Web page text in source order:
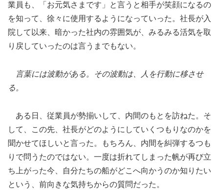
業員も、「お元気さまです」と言うと相手が笑顔になるの
を知って、徐々に使用するようになっていった。社長が入
院して以来、暗かった社内の雰囲気が、みるみる活気を取
り戻していったのは言うまでもない。
言葉には波動がある。その波動は、人を行動に移させ
る。
ある日、従業員が勢揃いして、内間のもとを訪ねた。そ
して、この先、社長がどのようにしていくつもりなのかを
聞かせてほしいと言った。もちろん、内間を糾弾するつも
りで問うたのではない。一度は折れてしまった帆が再び立
ち上がった今、自分たちの船がどこへ向かうのか知りたい
という、前向きな気持ちからの質問だった。